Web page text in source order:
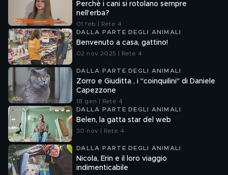
Perchè i cani si rotolano sempre
nell'erba?
01 feb | Rete 4
DALLA PARTE DEGLI ANIMALI
Benvenuto a casa, gattino!
02 nov 2025 | Rete 4
DALLA PARTE DEGLI ANIMALI
Zorro e Giuditta , i "coinquilini" di Daniele
Capezzone
18 gen | Rete 4
DALLA PARTE DEGLI ANIMALI
Belen, la gatta star del web
30 nov | Rete 4
DALLA PARTE DEGLI ANIMALI
Nicola, Erin e il loro viaggio
indimenticabile